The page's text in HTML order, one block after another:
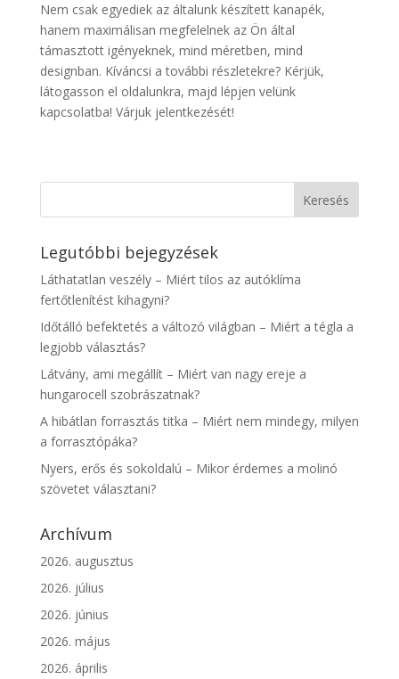
Nem csak egyediek az általunk készített kanapék,
hanem maximálisan megfelelnek az Ön által
támasztott igényeknek, mind méretben, mind
designban. Kíváncsi a további részletekre? Kérjük,
látogasson el oldalunkra, majd lépjen velünk
kapcsolatba! Várjuk jelentkezését!
Legutóbbi bejegyzések
Láthatatlan veszély – Miért tilos az autóklíma
fertőtlenítést kihagyni?
Időtálló befektetés a változó világban – Miért a tégla a
legjobb választás?
Látvány, ami megállít – Miért van nagy ereje a
hungarocell szobrászatnak?
A hibátlan forrasztás titka – Miért nem mindegy, milyen
a forrasztópáka?
Nyers, erős és sokoldalú – Mikor érdemes a molinó
szövetet választani?
Archívum
2026. augusztus
2026. július
2026. június
2026. május
2026. április